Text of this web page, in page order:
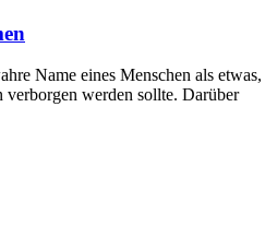
Name eines Menschen als etwas,
werden sollte. Darüber